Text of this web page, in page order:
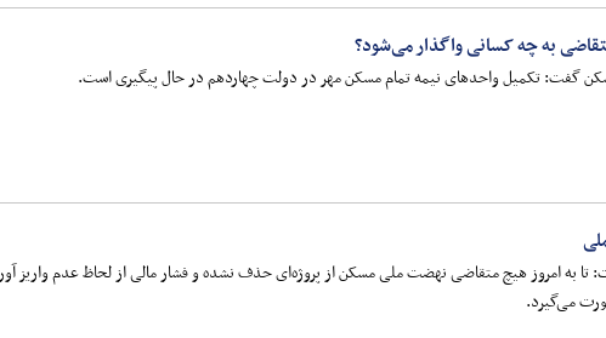
به چه کسانی واگذار می‌شود؟
گفت: تکمیل واحدهای نیمه تمام مسکن مهر در دولت چهاردهم در حال پیگیری است.
به امروز هیچ متقاضی نهضت ملی مسکن از پروژه‌ای حذف نشده و فشار مالی از لحاظ عدم واریز
می‌گیرد.